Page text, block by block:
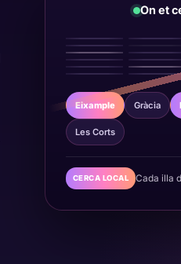
On et
Eixample Gràcia
Les Corts
CERCA LOCAL Cada illa